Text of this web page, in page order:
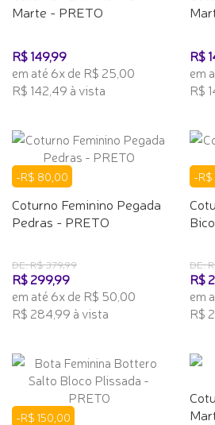
Marte - PRETO
R$ 149,99
em até 6x de R$ 25,00
R$ 142,49 à vista
R$
em
R$
-R$ 80,00
Coturno Feminino Pegada
Pedras - PRETO
DE: R$ 379,99
R$ 299,99
em até 6x de R$ 50,00
R$ 284,99 à vista
-
DE:
R$
em
R$
-R$ 150,00